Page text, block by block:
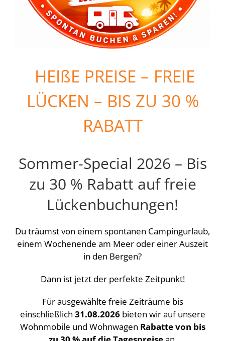
HEIßE PREISE – FREIE
LÜCKEN – BIS ZU 30 %
RABATT
Sommer-Special 2026 – Bis
zu 30 % Rabatt auf freie
Lückenbuchungen!
Du träumst von einem spontanen Campingurlaub,
einem Wochenende am Meer oder einer Auszeit
in den Bergen?
Dann ist jetzt der perfekte Zeitpunkt!
Für ausgewählte freie Zeiträume bis
einschließlich 31.08.2026bieten wir auf unsere
Wohnmobile und Wohnwagen Rabatte von bis